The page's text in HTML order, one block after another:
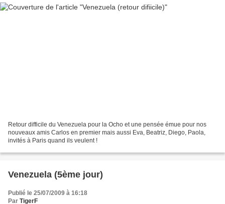
Retour difficile du Venezuela pour la Ocho et une pensée émue pour nos
nouveaux amis Carlos en premier mais aussi Eva, Beatriz, Diego, Paola,
invités à Paris quand ils veulent !
Venezuela (5ème jour)
Publié le 25/07/2009 à 16:18
Par TigerF